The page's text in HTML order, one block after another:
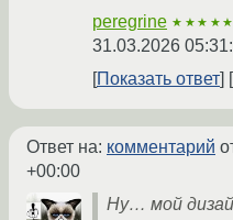
peregrine ★★★★★
31.03.2026
Показать ответ
Ответ на: комментарий
+00:00
Ну… мой